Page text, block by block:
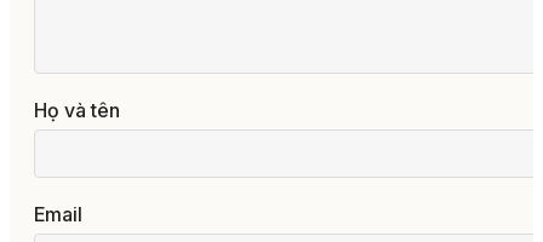
Họ và tên
Email